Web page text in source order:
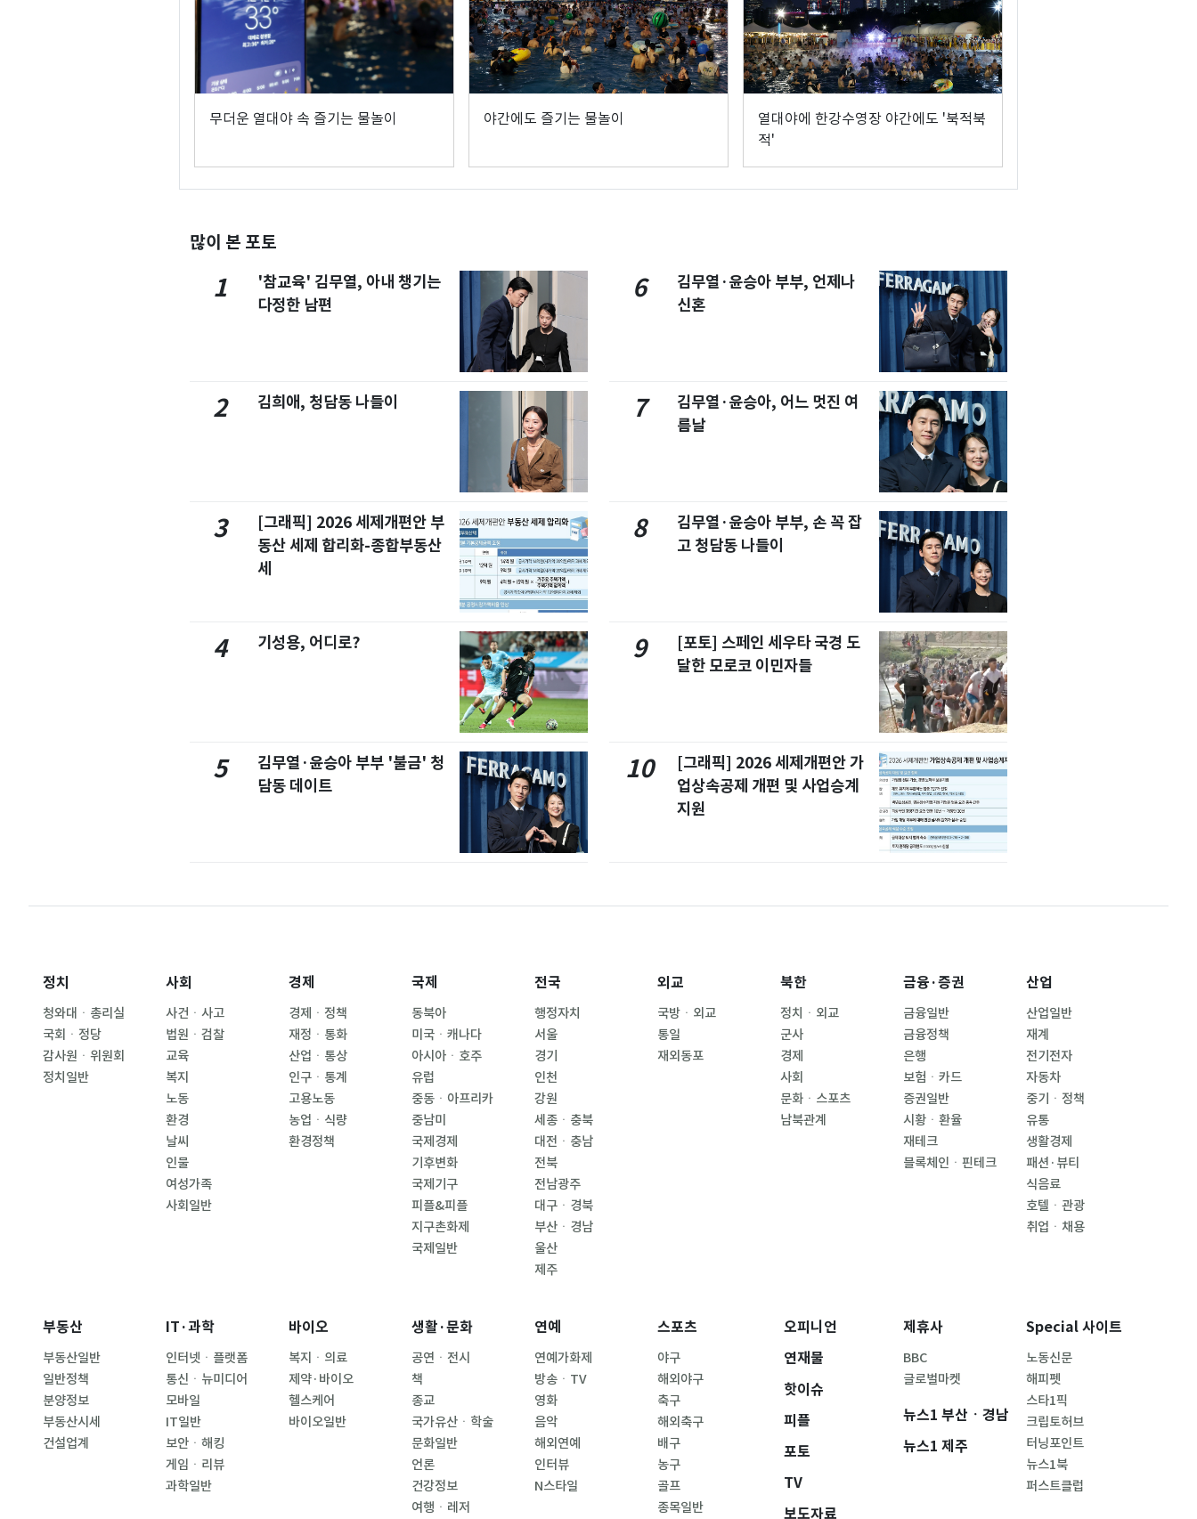
무더운 열대야 속 즐기는 물놀이 야간에도 즐기는 물놀이
열대야에 한강수영장 야간에도 '북적북
적'
많이 본 포토
1
'참교육' 김무열, 아내 챙기는
다정한 남편
2 김희애, 청담동 나들이
3
[그래픽] 2026 세제개편안 부
동산 세제 합리화-종합부동산
세
4 기성용, 어디로?
5
김무열·윤승아 부부 '불금' 청
담동 데이트
6
김무열·윤승아 부부, 언제나
신혼
7
김무열·윤승아, 어느 멋진 여
름날
8
김무열·윤승아 부부, 손 꼭 잡
고 청담동 나들이
9
[포토] 스페인 세우타 국경 도
달한 모로코 이민자들
10
[그래픽] 2026 세제개편안 가
업상속공제 개편 및 사업승계
지원
정치
청와대ㆍ총리실
국회ㆍ정당
감사원ㆍ위원회
정치일반
사회
사건ㆍ사고
법원ㆍ검찰
교육
복지
노동
환경
날씨
인물
여성가족
사회일반
경제
경제ㆍ정책
재정ㆍ통화
산업ㆍ통상
인구ㆍ통계
고용노동
농업ㆍ식량
환경정책
국제
동북아
미국ㆍ캐나다
아시아ㆍ호주
유럽
중동ㆍ아프리카
중남미
국제경제
기후변화
국제기구
피플&피플
지구촌화제
국제일반
전국
행정자치
서울
경기
인천
강원
세종ㆍ충북
대전ㆍ충남
전북
전남광주
대구ㆍ경북
부산ㆍ경남
울산
제주
외교
국방ㆍ외교
통일
재외동포
북한
정치ㆍ외교
군사
경제
사회
문화ㆍ스포츠
남북관계
금융·증권
금융일반
금융정책
은행
보험ㆍ카드
증권일반
시황ㆍ환율
재테크
블록체인ㆍ핀테크
산업
산업일반
재계
전기전자
자동차
중기ㆍ정책
유통
생활경제
패션·뷰티
식음료
호텔ㆍ관광
취업ㆍ채용
부동산
부동산일반
일반정책
분양정보
부동산시세
건설업계
IT·과학
인터넷ㆍ플랫폼
통신ㆍ뉴미디어
모바일
IT일반
보안ㆍ해킹
게임ㆍ리뷰
과학일반
바이오
복지ㆍ의료
제약·바이오
헬스케어
바이오일반
생활·문화
공연ㆍ전시
책
종교
국가유산ㆍ학술
문화일반
언론
건강정보
여행ㆍ레저
연예
연예가화제
방송ㆍTV
영화
음악
해외연예
인터뷰
N스타일
스포츠
야구
해외야구
축구
해외축구
배구
농구
골프
종목일반
오피니언
연재물
핫이슈
피플
포토
TV
보도자료
제휴사
BBC
글로벌마켓
뉴스1 부산ㆍ경남
뉴스1 제주
Special 사이트
노동신문
해피펫
스타1픽
크립토허브
터닝포인트
뉴스1북
퍼스트클럽